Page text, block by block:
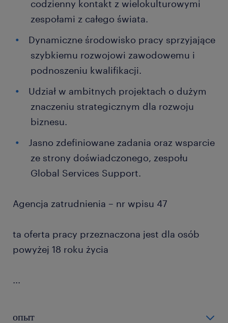
codzienny kontakt z wielokulturowymi
zespołami z całego świata.
Dynamiczne środowisko pracy sprzyjające
szybkiemu rozwojowi zawodowemu i
podnoszeniu kwalifikacji.
Udział w ambitnych projektach o dużym
znaczeniu strategicznym dla rozwoju
biznesu.
Jasno zdefiniowane zadania oraz wsparcie
ze strony doświadczonego, zespołu
Global Services Support.
Agencja zatrudnienia – nr wpisu 47
ta oferta pracy przeznaczona jest dla osób
powyżej 18 roku życia
...
опыт